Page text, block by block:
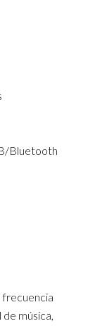
Bluetooth
frecuencia
música,